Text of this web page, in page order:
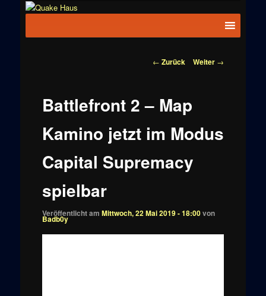
News zu
Beitragsnavigation
← Zurück Weiter →
Battlefront 2 – Map
Kamino jetzt im Modus
Capital Supremacy
spielbar
Veröffentlicht am Mittwoch, 22 Mai 2019 - 18:00von
Badb0y